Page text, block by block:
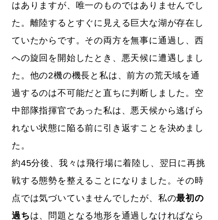
はありますが、唯一のものではありませんでし
た。離陸するとすぐに見える巨大な湖が存在し
ていたからです。その両方を無事に通過し、西
への旋回を開始したとき、悪天候に遭遇しまし
た。他の2機の機長と私は、前方の荒天域を通
過するのは不可能だと直ちに判断しました。空
中部隊指揮官であった私は、悪天候から逃げら
れない状態に陥る前に引き返すことを決めまし
た。
約45分後、我々は飛行場に着陸し、翌日に再挑
戦する態勢を整えることになりました。その時
点では気づいていませんでしたが、私の最初の
過ちは、問題となる地形を通過しなければなら